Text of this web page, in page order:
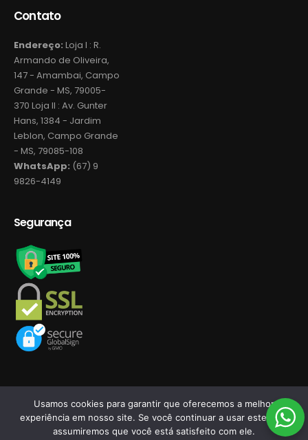
Contato
Endereço: Loja I : R.
Armando de Oliveira,
147 - Amambai, Campo
Grande - MS, 79005-
370 Loja II : Av. Gunter
Hans, 1384 - Jardim
Leblon, Campo Grande
- MS, 79085-108
WhatsApp: (67) 9
9826-4149
Segurança
©2026 Novo Tempo Store ASM - Desenvolvido por
Usamos cookies para garantir que oferecemos a melhor
experiência em nosso site. Se você continuar a usar este site,
assumiremos que você está satisfeito com ele.